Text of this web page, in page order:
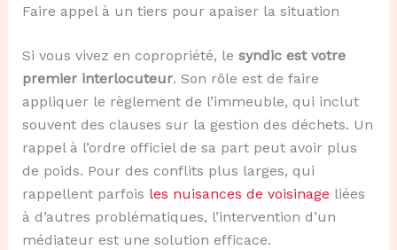
Faire appel à un tiers pour apaiser la situation
Si vous vivez en copropriété, le syndic est votre
premier interlocuteur. Son rôle est de faire
appliquer le règlement de l’immeuble, qui inclut
souvent des clauses sur la gestion des déchets. Un
rappel à l’ordre officiel de sa part peut avoir plus
de poids. Pour des conflits plus larges, qui
rappellent parfois les nuisances de voisinage liées
à d’autres problématiques, l’intervention d’un
médiateur est une solution efficace.